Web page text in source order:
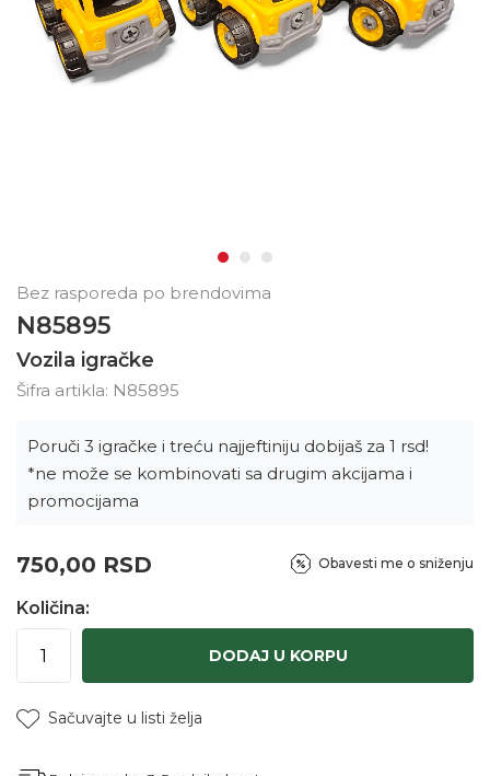
Bez rasporeda po brendovima
N85895
Vozila igračke
Šifra artikla: N85895
Poruči 3 igračke i treću najjeftiniju dobijaš za 1 rsd!
*ne može se kombinovati sa drugim akcijama i
promocijama
750,00 RSD Obavesti me o sniženju
Količina:
DODAJ U KORPU
Sačuvajte u listi želja